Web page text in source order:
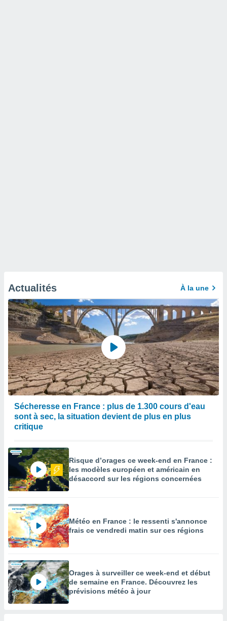
Actualités À la une
Sécheresse en France : plus de 1.300 cours d'eau
sont à sec, la situation devient de plus en plus
critique
Risque d’orages ce week-end en France :
les modèles européen et américain en
désaccord sur les régions concernées
Météo en France : le ressenti s'annonce
frais ce vendredi matin sur ces régions
Orages à surveiller ce week-end et début
de semaine en France. Découvrez les
prévisions météo à jour